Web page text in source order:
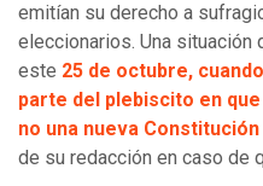
emitían su derecho a
eleccionarios. Una situación
este 25 de octubre,
parte del plebiscito en
no una nueva Constitución
de su redacción en caso de